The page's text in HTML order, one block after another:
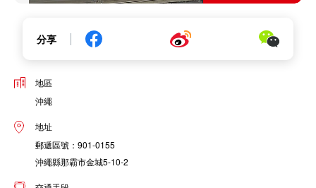
分享
地區
沖繩
地址
郵遞區號：901-0155
沖繩縣那霸市金城5-10-2